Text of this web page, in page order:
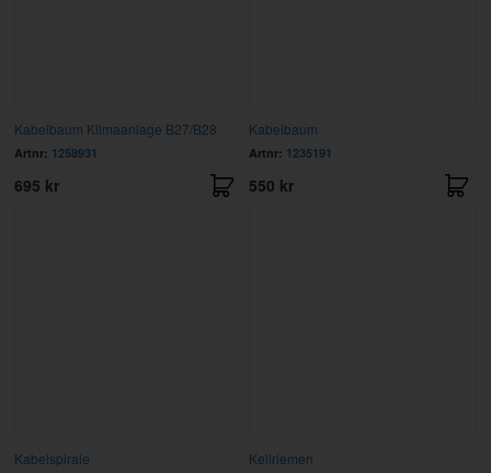
Kabelbaum Klimaanlage B27/B28
Artnr: 1258931
695 kr
Kabelbaum
Artnr: 1235191
550 kr
Kabelspirale Keilriemen